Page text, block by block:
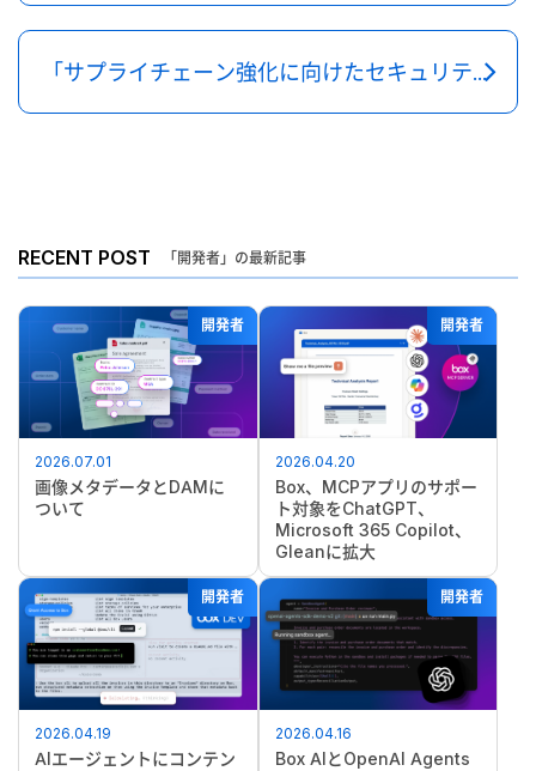
「サプライチェーン強化に向けたセキュリティ対策評価制度」とは？中小企業が備えるべき対策を徹底解説
RECENT POST 「開発者」の最新記事
開発者
2026.07.01
画像メタデータとDAMに
ついて
開発者
2026.04.20
Box、MCPアプリのサポー
ト対象をChatGPT、
Microsoft 365 Copilot、
Gleanに拡大
開発者
2026.04.19
AIエージェントにコンテン
開発者
2026.04.16
Box AIとOpenAI Agents